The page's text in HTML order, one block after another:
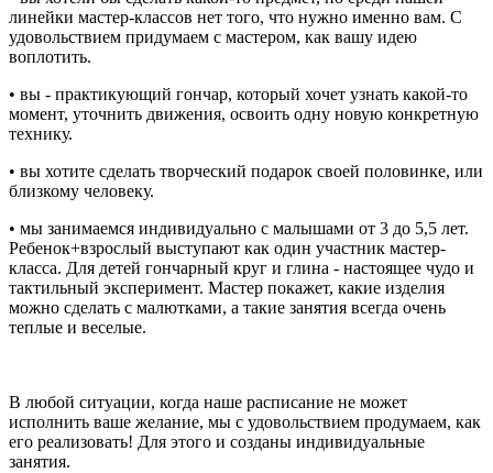
линейки мастер-классов нет того, что нужно именно вам. С
удовольствием придумаем с мастером, как вашу идею
воплотить.
• вы - практикующий гончар, который хочет узнать какой-то
момент, уточнить движения, освоить одну новую конкретную
технику.
• вы хотите сделать творческий подарок своей половинке, или
близкому человеку.
• мы занимаемся индивидуально с малышами от 3 до 5,5 лет.
Ребенок+взрослый выступают как один участник мастер-
класса. Для детей гончарный круг и глина - настоящее чудо и
тактильный эксперимент. Мастер покажет, какие изделия
можно сделать с малютками, а такие занятия всегда очень
теплые и веселые.
В любой ситуации, когда наше расписание не может
исполнить ваше желание, мы с удовольствием продумаем, как
его реализовать! Для этого и созданы индивидуальные
занятия.